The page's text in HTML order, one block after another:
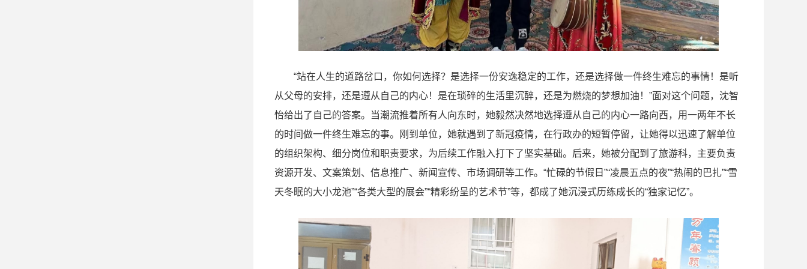
“站在人生的道路岔口，你如何选择？是选择一份安逸稳定的工作，还是选择做一件终生难忘的事情！是听
从父母的安排，还是遵从自己的内心！是在琐碎的生活里沉醉，还是为燃烧的梦想加油！”面对这个问题，沈智
怡给出了自己的答案。当潮流推着所有人向东时，她毅然决然地选择遵从自己的内心一路向西，用一两年不长
的时间做一件终生难忘的事。刚到单位，她就遇到了新冠疫情，在行政办的短暂停留，让她得以迅速了解单位
的组织架构、细分岗位和职责要求，为后续工作融入打下了坚实基础。后来，她被分配到了旅游科，主要负责
资源开发、文案策划、信息推广、新闻宣传、市场调研等工作。“忙碌的节假日”“凌晨五点的夜”“热闹的巴扎”“雪
天冬眠的大小龙池”“各类大型的展会”“精彩纷呈的艺术节”等，都成了她沉浸式历练成长的“独家记忆”。